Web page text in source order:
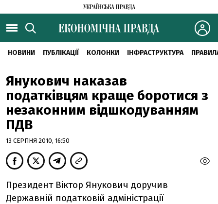
НОВИНИ ПУБЛІКАЦІЇ КОЛОНКИ ІНФРАСТРУКТУРА
Янукович наказав
податківцям краще боротися з
незаконним відшкодуванням
ПДВ
13 СЕРПНЯ 2010, 16:50
Президент Віктор Янукович доручив
Державній податковій адміністрації